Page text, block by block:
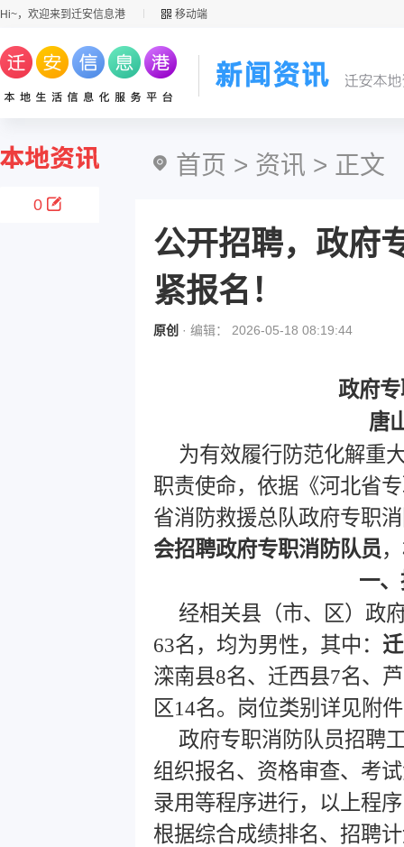
Hi~，欢迎来到迁安信息港 移动端
0
首页 > 资讯 > 正文
公开招聘，政府
紧报名！
原创 · 编辑： 2026-05-18 08:19:44
政府
唐
为有效履行防范化解重
职责使命，依据《河北省
省消防救援总队政府专职
会招聘政府专职消防队员
一
经相关县（市、区）政
63名，均为男性，其中：
滦南县8名、迁西县7名、
区14名。岗位类别详见附
政府专职消防队员招聘
组织报名、资格审查、考
录用等程序进行，以上程
根据综合成绩排名、招聘